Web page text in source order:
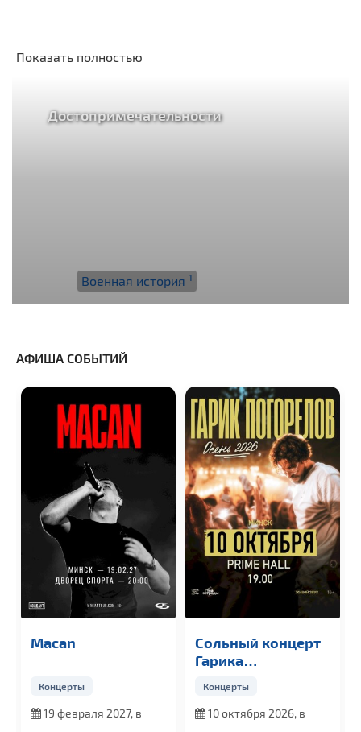
Показать полностью
Достопримечательности
Военная история 1
АФИША СОБЫТИЙ
Macan
Концерты
19 февраля 2027, в
Сольный концерт
Гарика
Концерты
10 октября 2026, в